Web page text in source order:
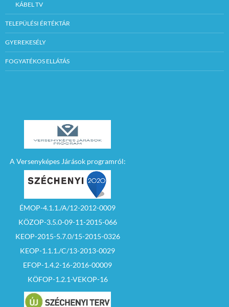
KÁBEL TV
TELEPÜLÉSI ÉRTÉKTÁR
GYEREKESÉLY
FOGYATÉKOS ELLÁTÁS
A Versenyképes Járások programról:
ÉMOP-4.1.1./A/12-2012-0009
KÖZOP-3.5.0-09-11-2015-066
KEOP-2015-5.7.0/15-2015-0326
KEOP-1.1.1./C/13-2013-0029
EFOP-1.4.2-16-2016-00009
KÖFOP-1.2.1-VEKOP-16